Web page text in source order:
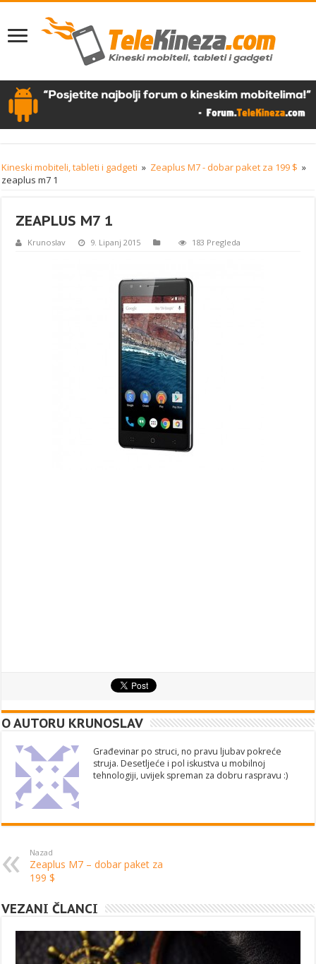
Kineski mobiteli, tableti i gadgeti » Zeaplus M7 - dobar paket za 199 $ »
zeaplus m7 1
ZEAPLUS M7 1
Krunoslav 9. Lipanj 2015 183 Pregleda
O AUTORU KRUNOSLAV
Građevinar po struci, no pravu ljubav pokreće
struja. Desetljeće i pol iskustva u mobilnoj
tehnologiji, uvijek spreman za dobru raspravu :)
Nazad
Zeaplus M7 – dobar paket za
199 $
VEZANI ČLANCI